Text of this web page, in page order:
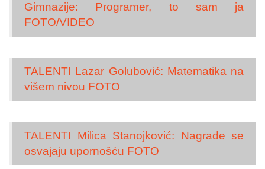
Gimnazije: Programer, to sam ja
FOTO/VIDEO
TALENTI Lazar Golubović: Matematika na
višem nivou FOTO
TALENTI Milica Stanojković: Nagrade se
osvajaju upornošću FOTO